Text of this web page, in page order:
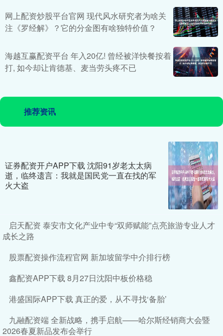
网上配资炒股平台官网 现代风水研究者为啥关
注《罗经解》？它的分金图有啥独特价值？
海越互赢配资平台 年入20亿! 曾经被洋快餐按着
打, 如今却让肯德基、麦当劳头疼不已
推荐资讯
证券配资开户APP下载 沈阳91岁老太太病
逝，临终遗言：我就是国民党一直在找的军
火大盗
启天配资 泰安市文化产业中专“双师赋能”点亮旅游专业人才
成长之路
股票配资操作流程官网 新加坡留学中介排行榜
鑫配资APP下载 8月27日沈阳中板价格稳
港盛国际APP下载 真正的爱，从不寻找‘备胎’
九融配资端 全新战略，携手启航——哈尔斯经销商大会暨
2026春夏新品发布会举行